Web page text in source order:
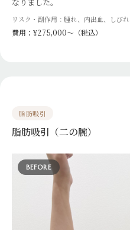
なりました。
リスク・副作用：腫れ、内出血、しびれ
費用：¥275,000〜（税込）
脂肪吸引
脂肪吸引（二の腕）
BEFORE